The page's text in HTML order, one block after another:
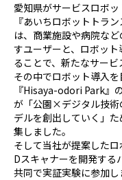
愛知県がサービスロボ
『あいちロボットトラ
は、商業施設や病院な
すユーザーと、ロボッ
ることで、新たなサービ
その中でロボット導入
『Hisaya-odori Park』
が「公園×デジタル技術
デルを創出していく」
集しました。
そして当社が提案した
Dスキャナーを開発する
共同で実証実験に参加し